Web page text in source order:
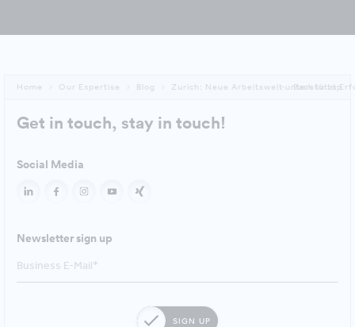
Home Our Expertise Blog Zurich: Neue Arbeitswelt unterstützt
Back to top
Get in touch, stay in touch!
Social Media
Newsletter sign up
SIGN UP